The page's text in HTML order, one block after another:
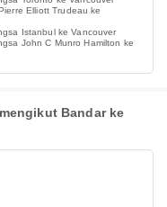
Elliott Trudeau ke
Istanbul ke Vancouver
John C Munro Hamilton ke
Bandar ke